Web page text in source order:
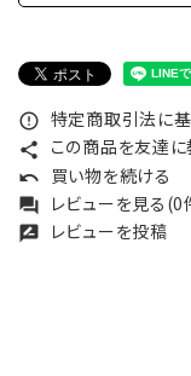
error_outline 特定商取引法に
share この商品を友達に
undo 買い物を続ける
forum レビューを見る(0
rate_review レビューを投稿